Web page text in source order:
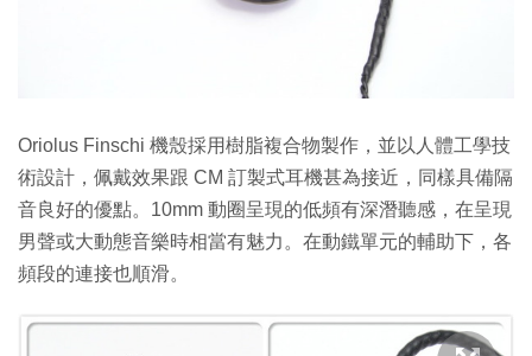
Oriolus Finschi 機殼採用樹脂複合物製作，並以人體工學技
術設計，佩戴效果跟 CM 訂製式耳機甚為接近，同樣具備隔
音良好的優點。10mm 動圈呈現的低頻有深潛聽感，在呈現
男聲或大動態音樂時相當有魅力。在動鐵單元的輔助下，各
頻段的連接也順滑。